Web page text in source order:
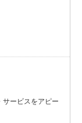
サービスをアピー